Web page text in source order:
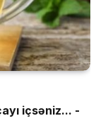
içsəniz... -